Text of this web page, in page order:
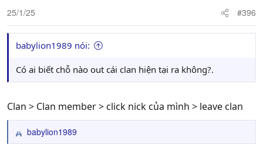
25/1/25 #396
babylion1989 nói:
Có ai biết chỗ nào out cái clan hiện tại ra không?.
Clan > Clan member > click nick của mình > leave clan
R
babylion1989